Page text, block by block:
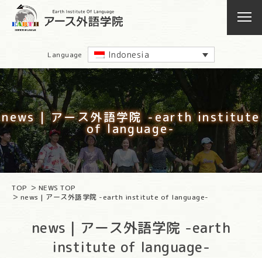
Language Indonesia
news | アース外語学院 -earth institute
of language-
TOP
NEWS TOP
news | アース外語学院 -earth institute of language-
news | アース外語学院 -earth
institute of language-